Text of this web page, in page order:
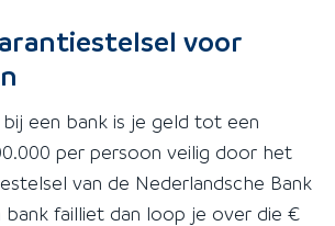
voor
een bank is je geld tot een
per persoon veilig door het
van de Nederlandsche Bank
bank failliet dan loop je over die €